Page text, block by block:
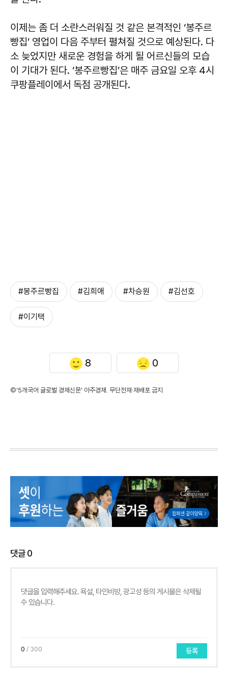
이제는 좀 더 소란스러워질 것 같은 본격적인 ‘봉주르
빵집’ 영업이 다음 주부터 펼쳐질 것으로 예상된다. 다
소 늦었지만 새로운 경험을 하게 될 어르신들의 모습
이 기대가 된다. ‘봉주르빵집’은 매주 금요일 오후 4시
쿠팡플레이에서 독점 공개된다.
#봉주르빵집 #김희애 #차승원 #김선호
#이기택
8 0
©'5개국어 글로벌 경제신문' 아주경제. 무단전재·재배포 금지
댓글0
0 / 300 등록